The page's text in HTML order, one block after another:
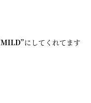
にしてくれてます